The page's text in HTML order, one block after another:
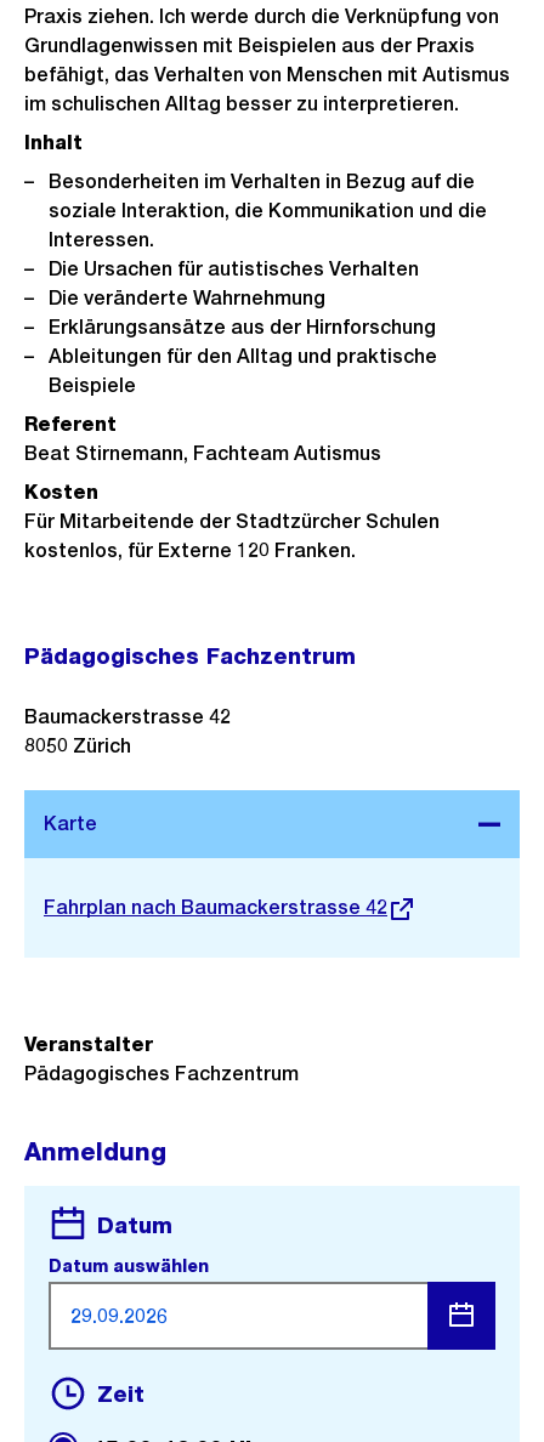
Praxis ziehen. Ich werde durch die Verknüpfung von
Grundlagenwissen mit Beispielen aus der Praxis
befähigt, das Verhalten von Menschen mit Autismus
im schulischen Alltag besser zu interpretieren.
Inhalt
Besonderheiten im Verhalten in Bezug auf die
soziale Interaktion, die Kommunikation und die
Interessen.
Die Ursachen für autistisches Verhalten
Die veränderte Wahrnehmung
Erklärungsansätze aus der Hirnforschung
Ableitungen für den Alltag und praktische
Beispiele
Referent
Beat Stirnemann, Fachteam Autismus
Kosten
Für Mitarbeitende der Stadtzürcher Schulen
kostenlos, für Externe 120 Franken.
Pädagogisches Fachzentrum
Stadtplan 3D
Externer
Fahrplan nach Baumackerstrasse 42
Baumackerstrasse 42
8050 Zürich
Veranstalter
Pädagogisches Fachzentrum
Anmeldung
Datum
Datum auswählen
Zeit